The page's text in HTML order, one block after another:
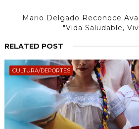
Mario Delgado Reconoce
"Vida Saludable,
RELATED POST
CULTURA/DEPORTES